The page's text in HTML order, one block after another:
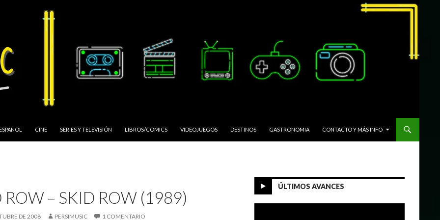
CINE SERIES Y TELEVISIÓN LIBROS/COMICS VIDEOJUEGOS DESTINOS GASTRONOMIA CONTACTO Y MÁS INFO
ROW – SKID ROW (1989)
DE 2008 PERSIMUSIC 1 COMENTARIO
ÚLTIMOS AVANCES